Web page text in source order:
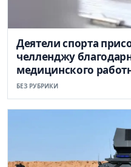
Деятели спорта
челленджу
медицинского
БЕЗ РУБРИКИ